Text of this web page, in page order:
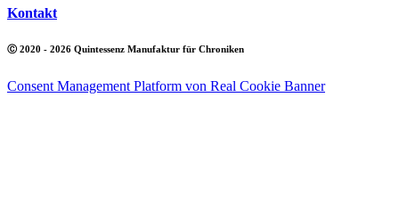
Kontakt
Ⓒ 2020 - 2026 Quintessenz Manufaktur für Chroniken
Consent Management Platform von Real Cookie Banner